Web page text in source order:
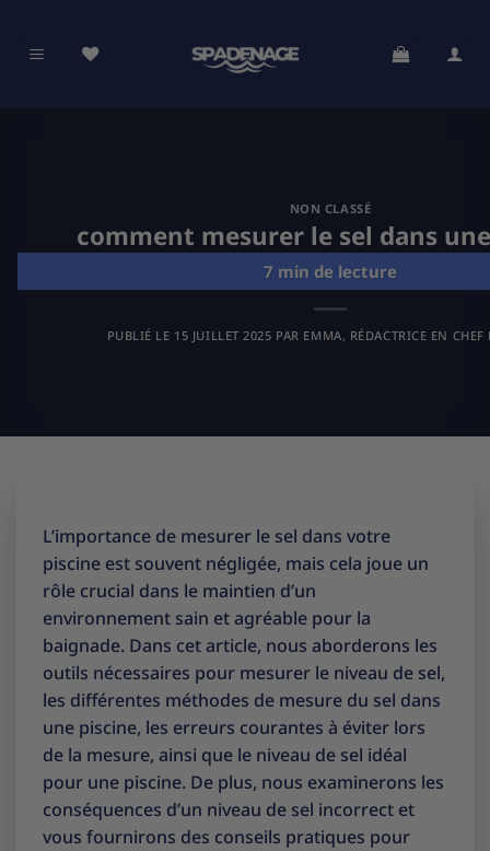
contenu
NON CLASSÉ
comment mesurer le sel dans
PUBLIÉ LE 15 JUILLET 2025 PAR EMMA, RÉDACTRICE EN CHEF
L’importance de mesurer le sel dans votre
piscine est souvent négligée, mais cela joue un
rôle crucial dans le maintien d’un
environnement sain et agréable pour la
baignade. Dans cet article, nous aborderons les
outils nécessaires pour mesurer le niveau de sel,
les différentes méthodes de mesure du sel dans
une piscine, les erreurs courantes à éviter lors
de la mesure, ainsi que le niveau de sel idéal
pour une piscine. De plus, nous examinerons les
conséquences d’un niveau de sel incorrect et
vous fournirons des conseils pratiques pour